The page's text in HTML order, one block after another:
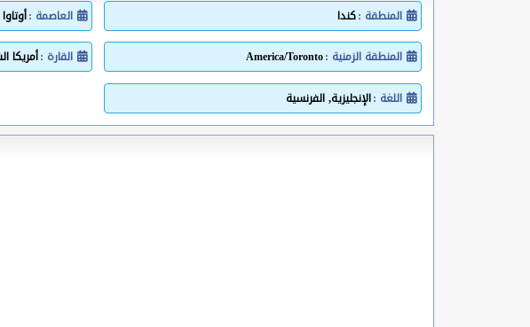
المنطقة :كندا العاصمة :أوتاوا
المنطقة الزمنية :America/Toronto القارة :أمريكا
اللغة :الإنجليزية, الفرنسية